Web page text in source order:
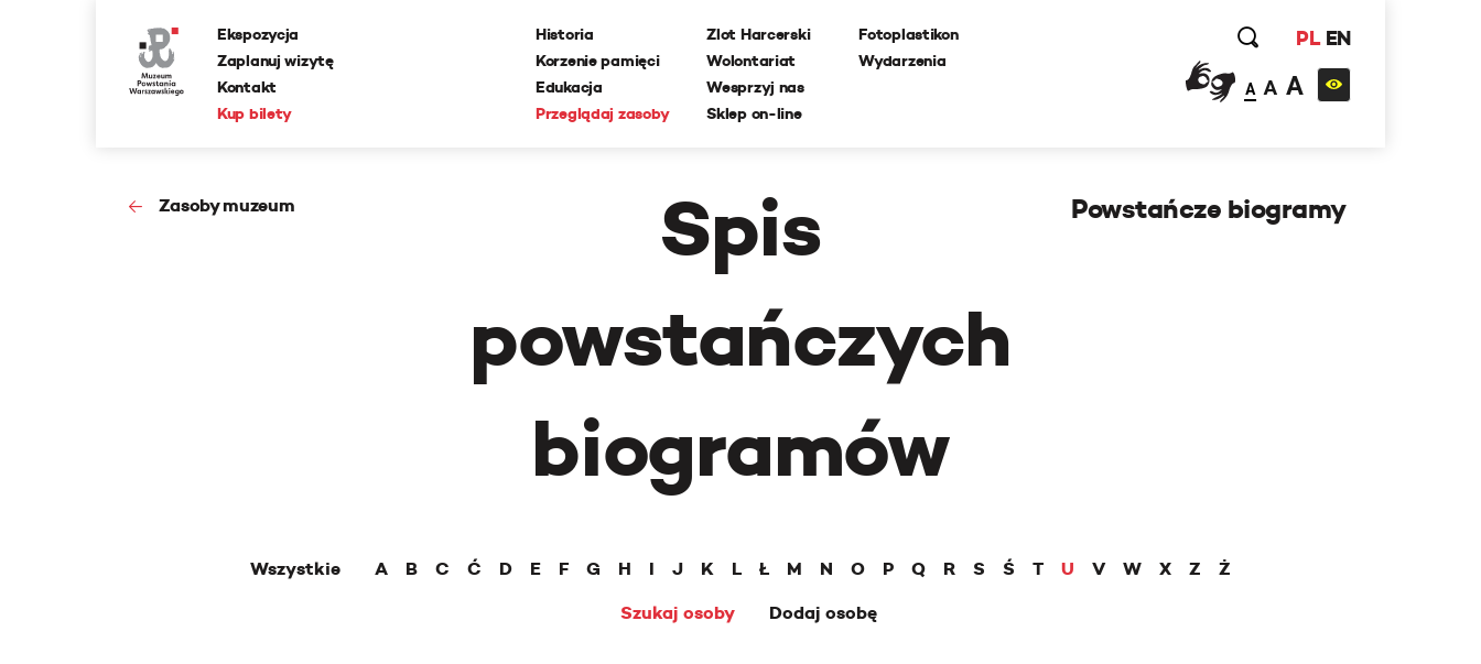
Ekspozycja
Zaplanuj wizytę
Kontakt
Kup bilety
Historia
Korzenie pamięci
Edukacja
Przeglądaj zasoby
Zlot Harcerski
Wolontariat
Wesprzyj nas
Sklep on-line
Fotoplastikon
Wydarzenia
PL EN
A A A
Zasoby muzeum
Spis
powstańczych
biogramów
Powstańcze biogramy
Wszystkie A B C Ć D E F G H I J K L Ł M N O P Q R S Ś T U V W X Z
Ż
Szukaj osoby
Dodaj osobę